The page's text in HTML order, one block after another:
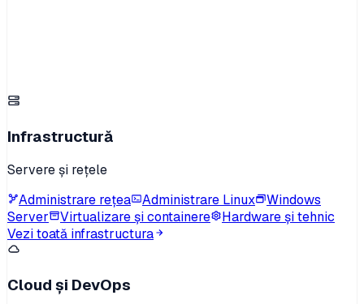
Infrastructură
Servere și rețele
Administrare rețea
Administrare Linux
Windows
Server
Virtualizare și containere
Hardware și tehnic
Vezi toată infrastructura
Cloud și DevOps